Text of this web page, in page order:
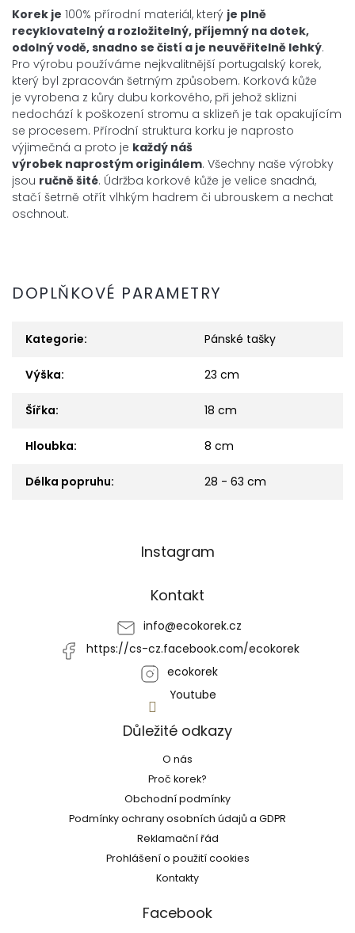
Korek je 100% přírodní materiál, který je plně
recyklovatelný a rozložitelný, příjemný na dotek,
odolný vodě, snadno se čistí a je neuvěřitelně lehký.
Pro výrobu používáme nejkvalitnější portugalský korek,
který byl zpracován šetrným způsobem. Korková kůže
je vyrobena z kůry dubu korkového, při jehož sklizni
nedochází k poškození stromu a sklizeň je tak opakujícím
se procesem. Přírodní struktura korku je naprosto
výjimečná a proto je každý náš
výrobek naprostým originálem. Všechny naše výrobky
jsou ručně šité. Údržba korkové kůže je velice snadná,
stačí šetrně otřít vlhkým hadrem či ubrouskem a nechat
oschnout.
DOPLŇKOVÉ PARAMETRY
Kategorie: Pánské tašky
Výška: 23 cm
Šířka: 18 cm
Hloubka: 8 cm
Délka popruhu: 28 - 63 cm
Instagram
Kontakt
info@ecokorek.cz
https://cs-cz.facebook.com/ecokorek
ecokorek
Youtube
Důležité odkazy
O nás
Proč korek?
Obchodní podmínky
Podmínky ochrany osobních údajů a GDPR
Reklamační řád
Prohlášení o použití cookies
Kontakty
Facebook